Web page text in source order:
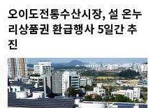
오이도전통수산시장, 설 온누
리상품권 환급행사 5일간 추
진